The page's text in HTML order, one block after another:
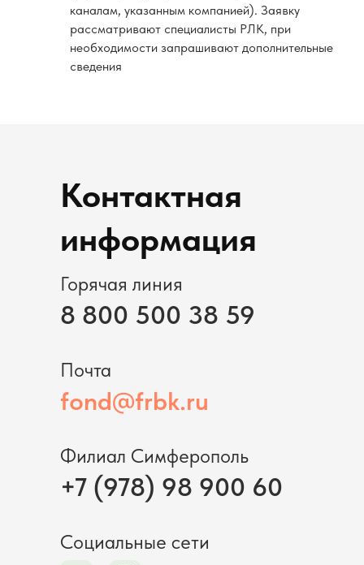
каналам, указанным компанией). Заявку
рассматривают специалисты РЛК, при
необходимости запрашивают дополнительные
сведения
Филиал Симферополь
+7 (978) 98 900 60
Социальные сети
Почта
Горячая линия
fond@frbk.ru
8 800 500 38 59
Контактная
информация